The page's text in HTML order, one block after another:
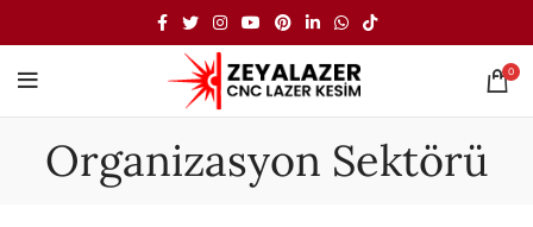
0
Organizasyon Sektörü